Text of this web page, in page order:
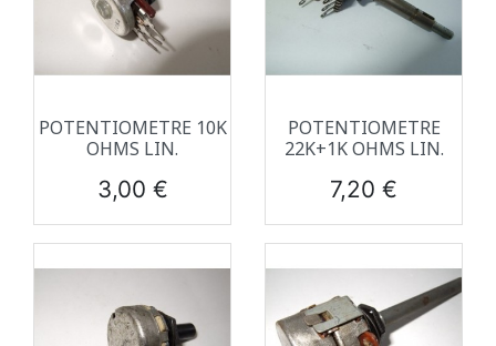
POTENTIOMETRE 10K
OHMS LIN.
Prix
3,00 €
POTENTIOMETRE
22K+1K OHMS LIN.
Prix
7,20 €